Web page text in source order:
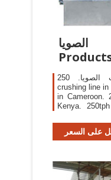
مطحنة الجرانيت الصويا. 250tph river stone
crushing line
in Cameroon.
Kenya.
Zimbabwe.
Online [email
على السعر